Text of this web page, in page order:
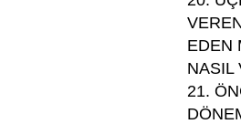
EDEN
NASIL
21.